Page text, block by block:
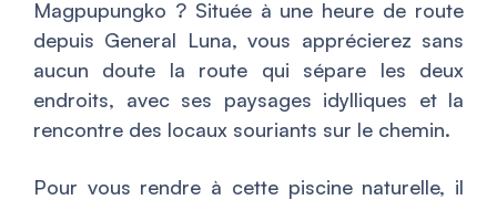
Magpupungko ? Située à une heure de route
depuis General Luna, vous apprécierez sans
aucun doute la route qui sépare les deux
endroits, avec ses paysages idylliques et la
rencontre des locaux souriants sur le chemin.
Pour vous rendre à cette piscine naturelle, il